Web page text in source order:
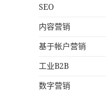
SEO
内容营销
基于帐户营销
工业B2B
数字营销